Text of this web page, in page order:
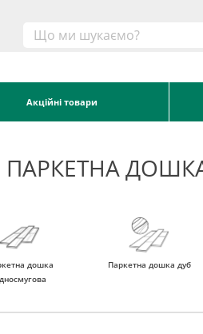
Акційні товари
ПАРКЕТНА ДОШКА
дошка
Паркетна дошка дуб